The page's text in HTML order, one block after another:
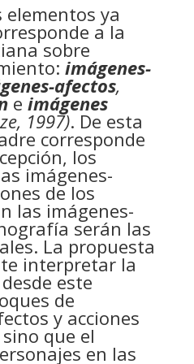
elementos ya
a la
sobre
imágenes-
afectos,
e imágenes
1997). De esta
corresponde
los
imágenes-
de los
las imágenes-
serán las
La propuesta
interpretar la
este
de
y acciones
que el
en las